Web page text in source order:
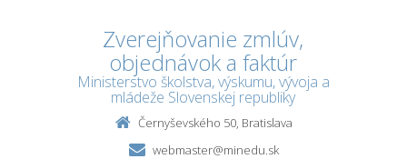
Zverejňovanie zmlúv,
objednávok a faktúr
Ministerstvo školstva, výskumu, vývoja a
mládeže Slovenskej republiky
Černyševského 50, Bratislava
webmaster@minedu.sk